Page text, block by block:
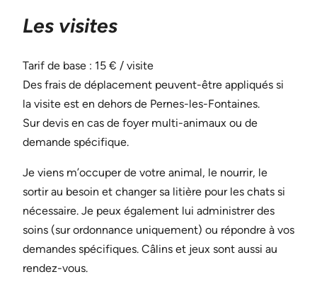
Les visites
Tarif de base : 15 € / visite
Des frais de déplacement peuvent-être appliqués si
la visite est en dehors de Pernes-les-Fontaines.
Sur devis en cas de foyer multi-animaux ou de
demande spécifique.
Je viens m’occuper de votre animal, le nourrir, le
sortir au besoin et changer sa litière pour les chats si
nécessaire. Je peux également lui administrer des
soins (sur ordonnance uniquement) ou répondre à vos
demandes spécifiques. Câlins et jeux sont aussi au
rendez-vous.